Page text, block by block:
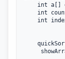
int a[] =
int count
int